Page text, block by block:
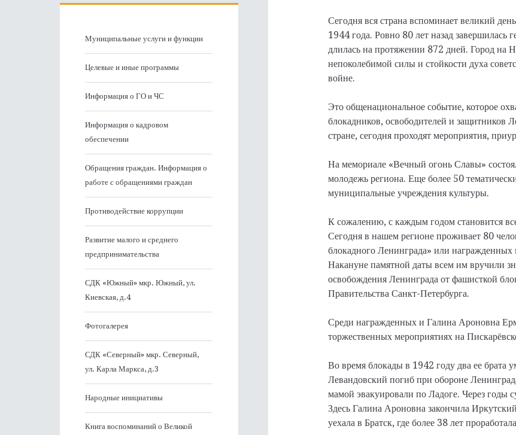
Сегодня вся страна вспоминает великий
1944 года. Ровно 80 лет назад завершилась
длилась на протяжении 872 дней. Город на
непоколебимой силы и стойкости духа
войне.
Это общенациональное событие, которое
блокадников, освободителей и защитников
стране, сегодня проходят мероприятия,
На мемориале «Вечный огонь Славы»
молодежь региона. Еще более 50
муниципальные учреждения культуры.
К сожалению, с каждым годом становится
Сегодня в нашем регионе проживает 80
блокадного Ленинграда» или
Накануне памятной даты всем им вручили
освобождения Ленинграда от фашисткой
Правительства Санкт-Петербурга.
Среди награжденных и Галина Ароновна
торжественных мероприятиях на
Во время блокады в 1942 году два ее брата
Левандовский погиб при обороне
мамой эвакуировали по Ладоге. Через годы
Здесь Галина Ароновна закончила
уехала в Братск, где более 38 лет
Муниципальные услуги и функции
Целевые и иные программы
Информация о ГО и ЧС
Информация о кадровом
обеспечении
Обращения граждан. Информация о
работе с обращениями граждан
Противодействие коррупции
Развитие малого и среднего
предпринимательства
СДК «Южный» мкр. Южный, ул.
Киевская, д.4
Фотогалерея
СДК «Северный» мкр. Северный,
ул. Карла Маркса, д.3
Народные инициативы
Книга воспоминаний о Великой